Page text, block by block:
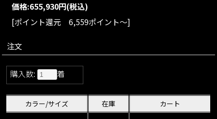
肩にさらりとかけるだけで、まるで海外メゾンのランウェイの
ようなムードに。
首元を美しく見せるネックラインに歩くたびに揺れるエレガン
ました。
リバー仕立てながら袖裏付きにすることで、実用性や着心地に
も配慮しております。
静かなエレガンスを感じていただける、特別なカシミヤコート
VARIATION
size：S/M/L color：ブラック/ライトベージュ
価格:655,930円(税込)
[ポイント還元 6,559ポイント～]
注文
購入数: 着
カラー/サイズ 在庫 カート